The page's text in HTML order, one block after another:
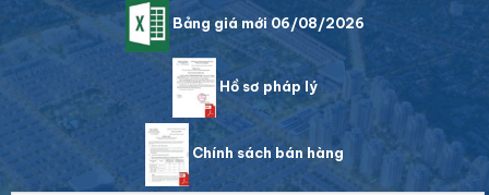
Bảng giá mới 06/08/2026
Hồ sơ pháp lý
Chính sách bán hàng